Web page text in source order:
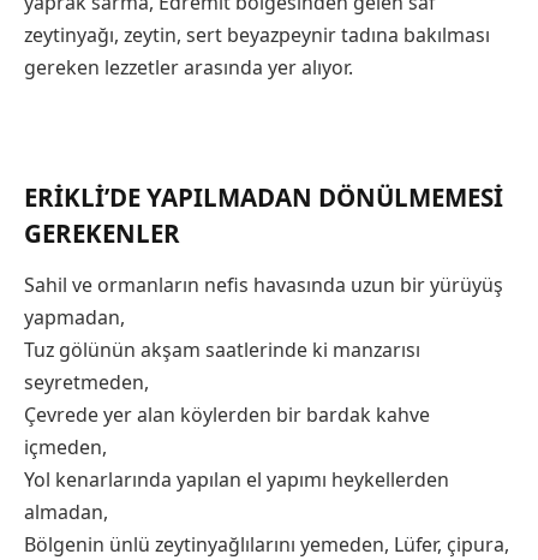
zeytinyağı, zeytin, sert beyazpeynir tadına bakılması
gereken lezzetler arasında yer alıyor.
ERIKLI’DE YAPILMADAN DÖNÜLMEMESI
GEREKENLER
Sahil ve ormanların nefis havasında uzun bir yürüyüş
yapmadan,
Tuz gölünün akşam saatlerinde ki manzarısı
seyretmeden,
Çevrede yer alan köylerden bir bardak kahve
içmeden,
Yol kenarlarında yapılan el yapımı heykellerden
almadan,
Bölgenin ünlü zeytinyağlılarını yemeden, Lüfer, çipura,